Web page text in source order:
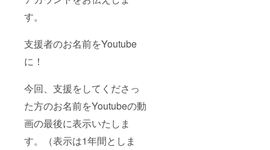
す。
支援者のお名前をYoutube
に！
今回、支援をしてくださっ
た方のお名前をYoutubeの動
画の最後に表示いたしま
す。（表示は1年間としま